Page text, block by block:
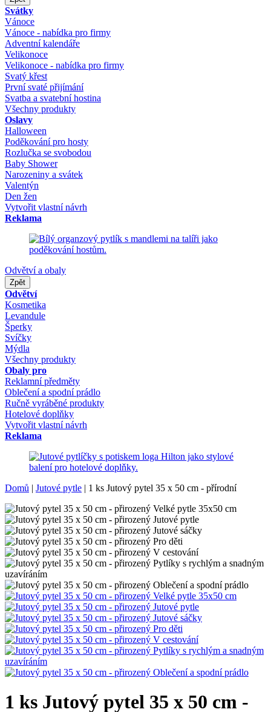
Svátky
Vánoce
Vánoce - nabídka pro firmy
Adventní kalendáře
Velikonoce
Velikonoce - nabídka pro firmy
Svatý křest
První svaté přijímání
Svatba a svatební hostina
Všechny produkty
Oslavy
Halloween
Poděkování pro hosty
Rozlučka se svobodou
Baby Shower
Narozeniny a svátek
Valentýn
Den žen
Vytvořit vlastní návrh
Reklama
Odvětví a obaly
Zpět
Odvětví
Kosmetika
Levandule
Šperky
Svíčky
Mýdla
Všechny produkty
Obaly pro
Reklamní předměty
Oblečení a spodní prádlo
Ručně vyráběné produkty
Hotelové doplňky
Vytvořit vlastní návrh
Reklama
Domů | Jutové pytle | 1 ks Jutový pytel 35 x 50 cm - přírodní
1 ks Jutový pytel 35 x 50 cm -